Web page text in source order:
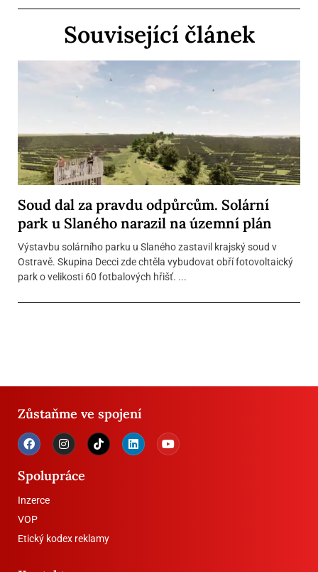
Související článek
Soud dal za pravdu odpůrcům. Solární
park u Slaného narazil na územní plán
Výstavbu solárního parku u Slaného zastavil krajský soud v
Ostravě. Skupina Decci zde chtěla vybudovat obří fotovoltaický
park o velikosti 60 fotbalových hřišť. ...
Zůstaňme ve spojení
Spolupráce
Inzerce
VOP
Etický kodex reklamy